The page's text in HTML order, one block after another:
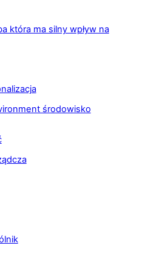
która ma silny wpływ na
środowisko